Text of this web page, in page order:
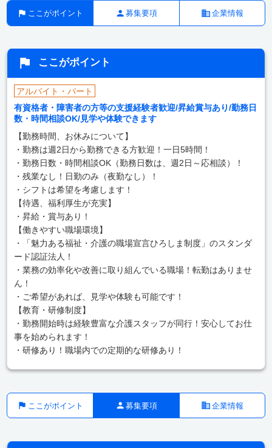
ここがポイント 募集要項 企業情報
ここがポイント
アルバイト・パート
有資格者・障害者の方等の支援経験者歓迎/昇給賞与あり/勤務日
数・時間相談OK/見学や体験できます
【勤務時間、お休みについて】
・勤務は週2日から勤務できる方歓迎！一日5時間！
・勤務日数・時間相談OK（勤務日数は、週2日～応相談）！
・残業なし！日勤のみ（夜勤なし）！
・シフトは希望を考慮します！
【待遇、福利厚生が充実】
・昇給・賞与あり！
【働きやすい職場環境】
・「魅力ある福祉・介護の職場宣言ひろしま制度」のスタンダ
ード認証法人！
・業務の効率化や改善に取り組んでいる職場！転勤はありませ
ん！
・ご希望があれば、見学や体験も可能です！
【教育・研修制度】
・勤務開始時は経験豊富な介護スタッフが同行！安心してお仕
事を始められます！
・研修あり！職場内での定期的な研修あり！
ここがポイント 募集要項 企業情報